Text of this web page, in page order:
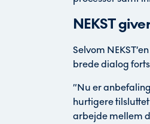
NEKST
Selvom
brede dialog
”Nu er
hurtigere
arbejde mellem